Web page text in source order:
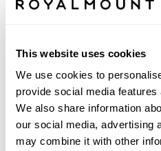
This website uses cookies
We use cookies to
provide social media
We also share information
our social media, advertising
may combine it with other